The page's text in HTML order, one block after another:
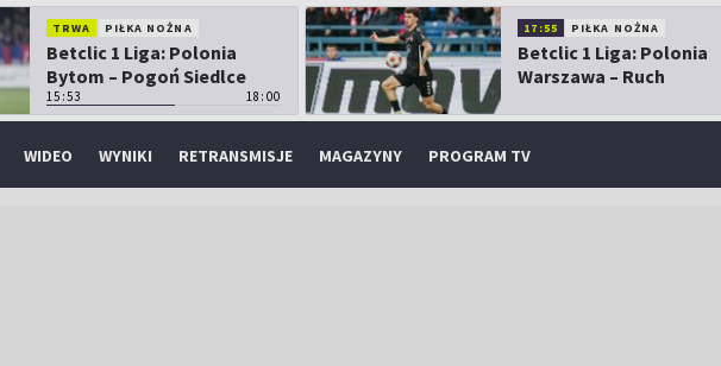
TRWA PIŁKA NOŻNA
Betclic 1 Liga: Polonia
Bytom – Pogoń Siedlce
15:53 18:00
17:55 PIŁKA NOŻNA
Betclic 1 Liga: Polonia
Warszawa – Ruch
WIDEO WYNIKI RETRANSMISJE MAGAZYNY PROGRAM TV